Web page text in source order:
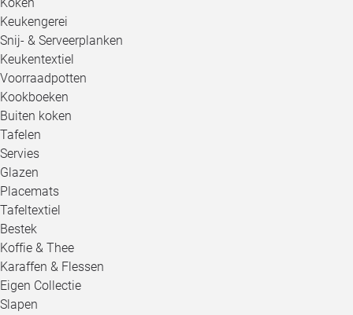
Keukengerei
Snij- & Serveerplanken
Keukentextiel
Voorraadpotten
Kookboeken
Buiten koken
Tafelen
Servies
Glazen
Placemats
Tafeltextiel
Bestek
Koffie & Thee
Karaffen & Flessen
Eigen Collectie
Slapen